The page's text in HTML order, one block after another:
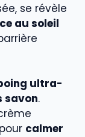
se révèle
au soleil
ultra-
savon.
calmer